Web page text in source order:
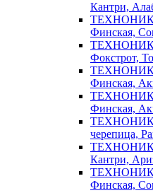
Кантри,
Финская,
Фокстрот,
Финская,
Финская,
черепица,
Кантри,
Финская,